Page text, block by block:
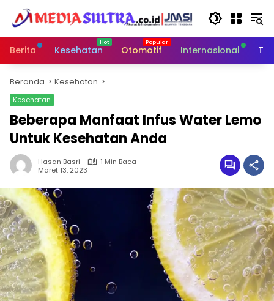
Langsung
konten
Berita
Kesehatan Otomotif Internasional
Beranda Kesehatan
Kesehatan
Beberapa Manfaat Infus Water Lemo
Untuk Kesehatan Anda
Hasan Basri
1 Min Baca
Maret 13, 2023